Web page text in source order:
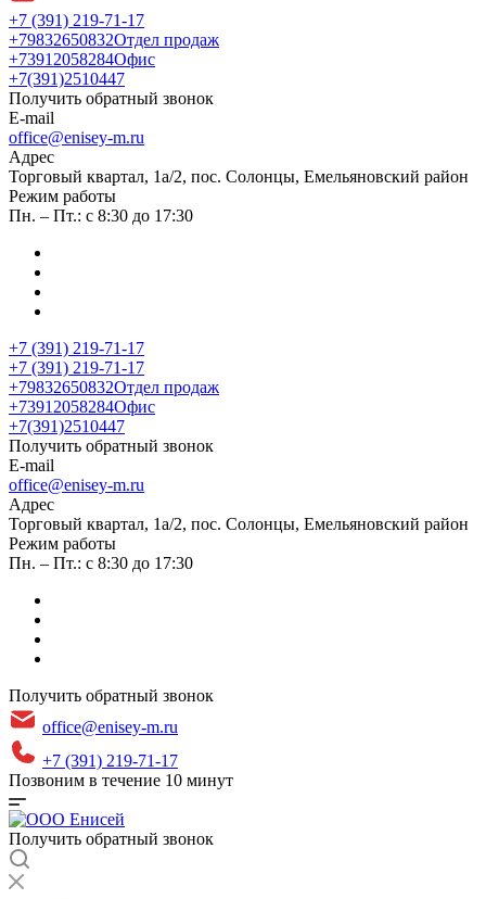
+7 (391) 219-71-17
+79832650832Отдел продаж
+73912058284Офис
+7(391)2510447
Получить обратный звонок
E-mail
office@enisey-m.ru
Адрес
​Торговый квартал, 1а/2, пос. Солонцы, Емельяновский район
Режим работы
Пн. – Пт.: с 8:30 до 17:30
+7 (391) 219-71-17
+7 (391) 219-71-17
+79832650832Отдел продаж
+73912058284Офис
+7(391)2510447
Получить обратный звонок
E-mail
office@enisey-m.ru
Адрес
​Торговый квартал, 1а/2, пос. Солонцы, Емельяновский район
Режим работы
Пн. – Пт.: с 8:30 до 17:30
Получить обратный звонок
office@enisey-m.ru
+7 (391) 219-71-17
Позвоним в течение 10 минут
Получить обратный звонок